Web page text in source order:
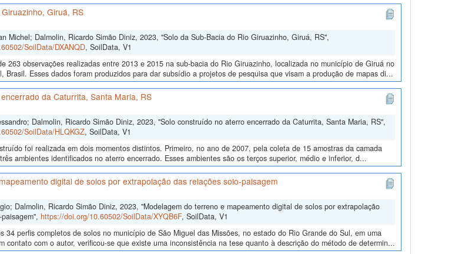
Giruá, RS
Michel; Dalmolin, Ricardo Simão Diniz, 2023, "Solo da Sub-Bacia do Rio Giruazinho, Giruá, RS",
SoilData/DXANQD, SoilData, V1
263 observações realizadas entre 2013 e 2015 na sub-bacia do Rio Giruazinho, localizada no município de Giruá no
Brasil. Esses dados foram produzidos para dar subsídio a projetos de pesquisa que visam a produção de mapas di...
da Caturrita, Santa Maria, RS
Dalmolin, Ricardo Simão Diniz, 2023, "Solo construído no aterro encerrado da Caturrita, Santa Maria, RS",
SoilData/HLQKGZ, SoilData, V1
foi realizada em dois momentos distintos. Primeiro, no ano de 2007, pela coleta de 15 amostras da camada
ambientes identificados no aterro encerrado. Esses ambientes são os terços superior, médio e inferior, d...
digital de solos por extrapolação das relações solo-paisagem
Dalmolin, Ricardo Simão Diniz, 2023, "Modelagem do terreno e mapeamento digital de solos por extrapolação
https://doi.org/10.60502/SoilData/XYQB6F, SoilData, V1
34 perfis completos de solos no município de São Miguel das Missões, no estado do Rio Grande do Sul, em uma
contato com o autor, verificou-se que existe uma inconsistência na tese quanto à descrição do método de determin...